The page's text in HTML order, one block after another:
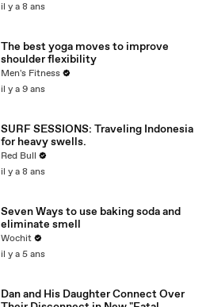
il y a 8 ans
The best yoga moves to improve
shoulder flexibility
Men's Fitness
il y a 9 ans
SURF SESSIONS: Traveling Indonesia
for heavy swells.
Red Bull
il y a 8 ans
Seven Ways to use baking soda and
eliminate smell
Wochit
il y a 5 ans
Dan and His Daughter Connect Over